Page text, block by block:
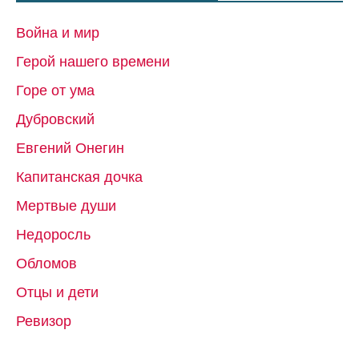
Война и мир
Герой нашего времени
Горе от ума
Дубровский
Евгений Онегин
Капитанская дочка
Мертвые души
Недоросль
Обломов
Отцы и дети
Ревизор